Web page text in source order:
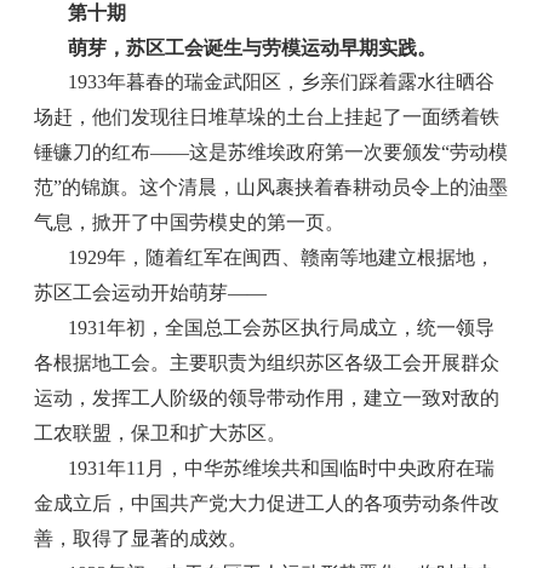
第十期
萌芽，苏区工会诞生与劳模运动早期实践。
1933年暮春的瑞金武阳区，乡亲们踩着露水往晒谷
场赶，他们发现往日堆草垛的土台上挂起了一面绣着铁
锤镰刀的红布——这是苏维埃政府第一次要颁发“劳动模
范”的锦旗。这个清晨，山风裹挟着春耕动员令上的油墨
气息，掀开了中国劳模史的第一页。
1929年，随着红军在闽西、赣南等地建立根据地，
苏区工会运动开始萌芽——
1931年初，全国总工会苏区执行局成立，统一领导
各根据地工会。主要职责为组织苏区各级工会开展群众
运动，发挥工人阶级的领导带动作用，建立一致对敌的
工农联盟，保卫和扩大苏区。
1931年11月，中华苏维埃共和国临时中央政府在瑞
金成立后，中国共产党大力促进工人的各项劳动条件改
善，取得了显著的成效。